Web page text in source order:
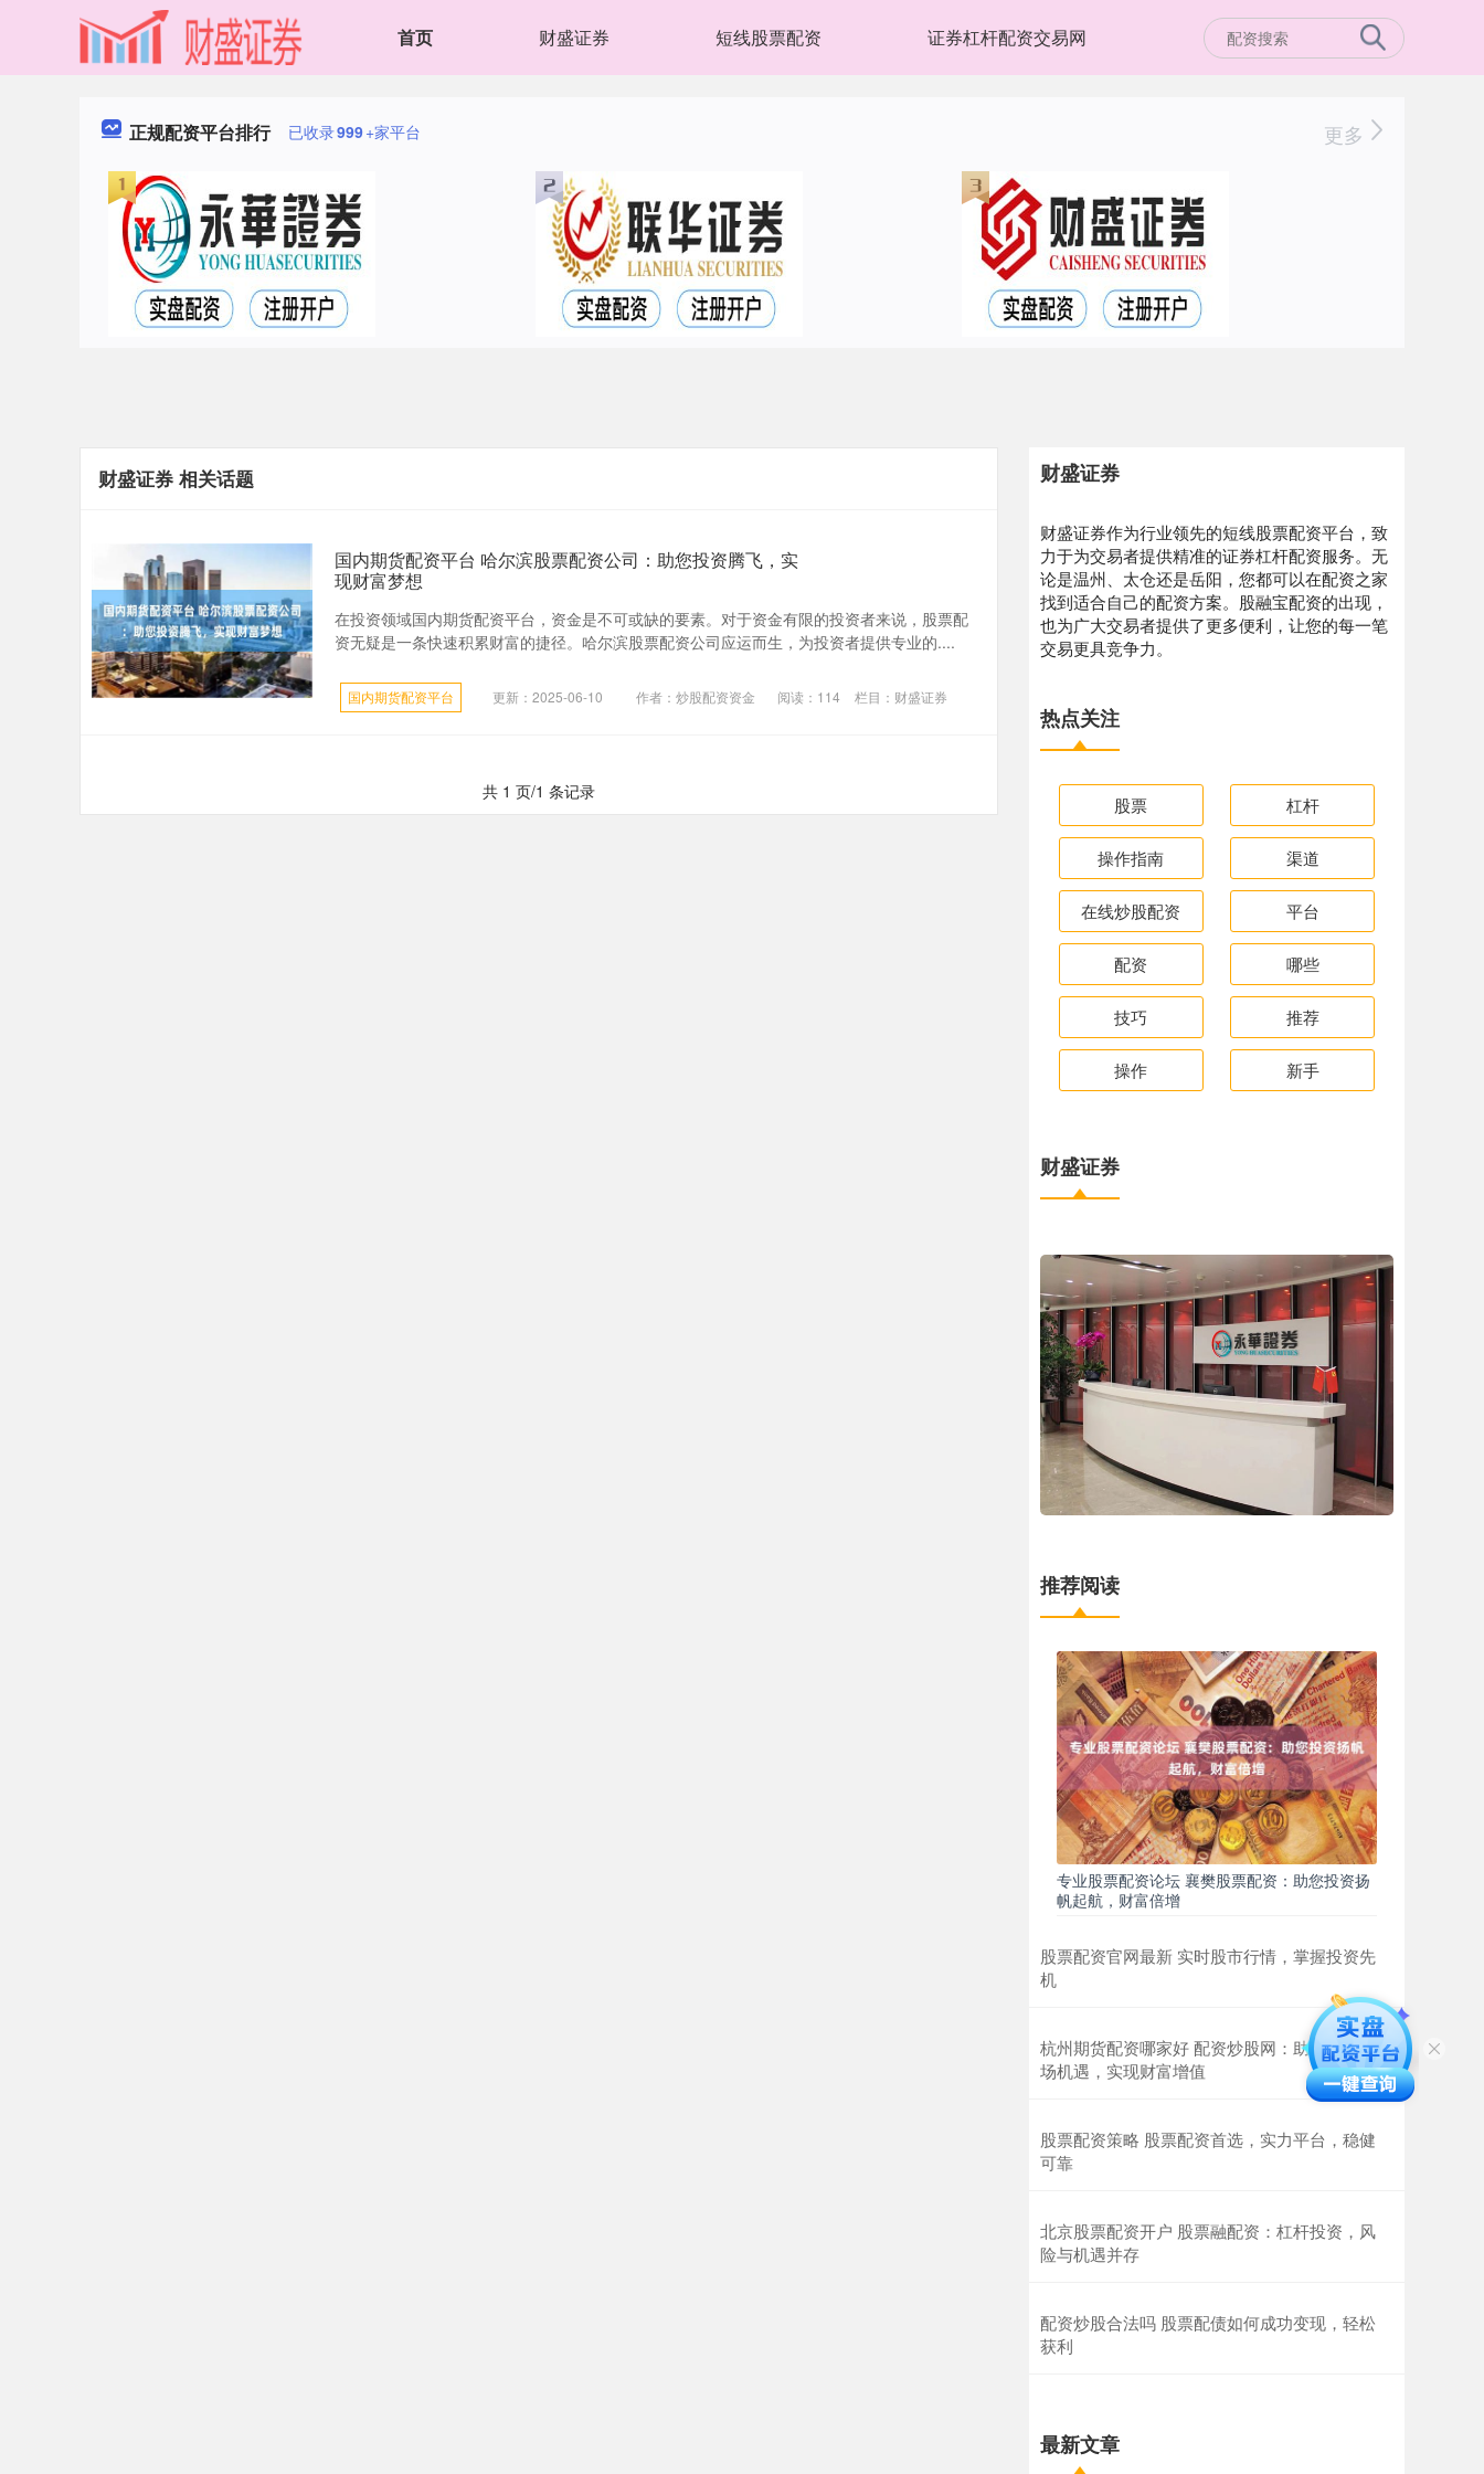
首页 财盛证券 短线股票配资 证券杠杆配资交易网
正规配资平台排行 已收录999+家平台 更多
财盛证券 相关话题
国内期货配资平台 哈尔滨股票配资公司：助您投资腾飞，实
现财富梦想
在投资领域国内期货配资平台，资金是不可或缺的要素。对于资金有限的投资者来说，股票配
资无疑是一条快速积累财富的捷径。哈尔滨股票配资公司应运而生，为投资者提供专业的....
国内期货配资平台 更新：2025-06-10 作者：炒股配资资金 阅读： 114 栏目： 财盛证券
共 1 页/1 条记录
财盛证券
财盛证券作为行业领先的短线股票配资平台，致
力于为交易者提供精准的证券杠杆配资服务。无
论是温州、太仓还是岳阳，您都可以在配资之家
找到适合自己的配资方案。股融宝配资的出现，
也为广大交易者提供了更多便利，让您的每一笔
交易更具竞争力。
热点关注
股票 杠杆
操作指南 渠道
在线炒股配资 平台
配资 哪些
技巧 推荐
操作 新手
财盛证券
推荐阅读
专业股票配资论坛 襄樊股票配资：助您投资扬
帆起航，财富倍增
股票配资官网最新 实时股市行情，掌握投资先
机
杭州期货配资哪家好 配资炒股网：助你把握市
场机遇，实现财富增值
股票配资策略 股票配资首选，实力平台，稳健
可靠
北京股票配资开户 股票融配资：杠杆投资，风
险与机遇并存
配资炒股合法吗 股票配债如何成功变现，轻松
获利
最新文章